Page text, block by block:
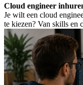
Cloud engineer
Je wilt een cloud
te kiezen? Van skills en
bepaalt of je de goede